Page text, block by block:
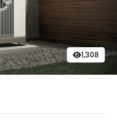
1,308